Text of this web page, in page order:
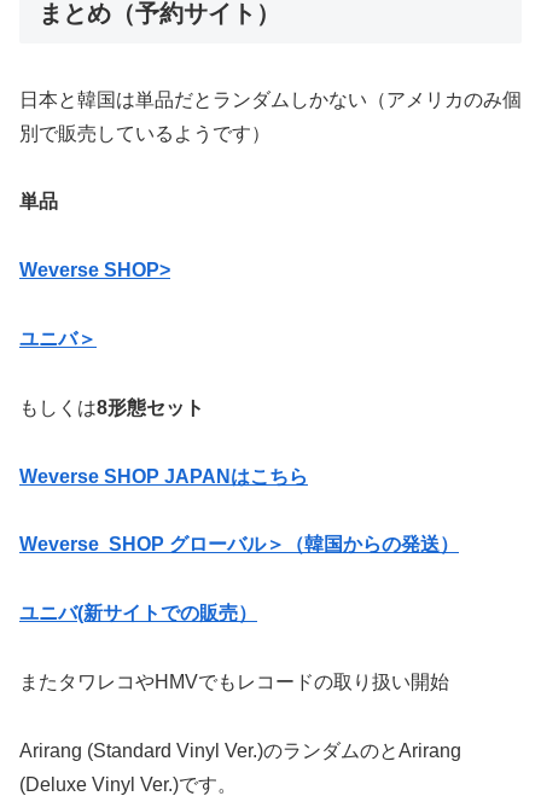
まとめ（予約サイト）
日本と韓国は単品だとランダムしかない（アメリカのみ個
別で販売しているようです）
単品
Weverse SHOP>
ユニバ＞
もしくは8形態セット
Weverse SHOP JAPANはこちら
Weverse SHOP グローバル＞（韓国からの発送）
ユニバ(新サイトでの販売）
またタワレコやHMVでもレコードの取り扱い開始
Arirang (Standard Vinyl Ver.)のランダムのとArirang
(Deluxe Vinyl Ver.)です。